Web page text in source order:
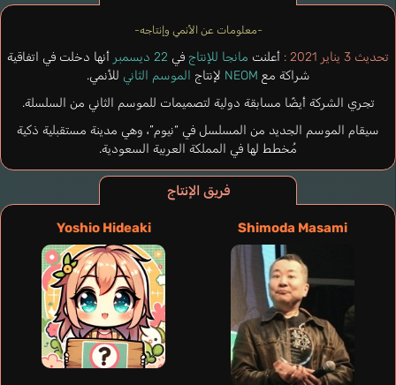
-معلومات عن الأنمي وإنتاجه-
تحديث 3 يناير 2021 : أعلنت مانجا للإنتاج في 22 ديسمبر
أنها دخلت في اتفاقية
شراكة مع NEOM لإنتاج الموسم الثاني للأنمي.
تجري الشركة أيضًا مسابقة دولية لتصميمات للموسم الثاني من السلسلة.
سيقام الموسم الجديد من المسلسل في “نيوم”، وهي مدينة مستقبلية ذكية
مُخطط لها في المملكة العربية السعودية.
فريق الإنتاج
Shimoda Masami
Yoshio Hideaki